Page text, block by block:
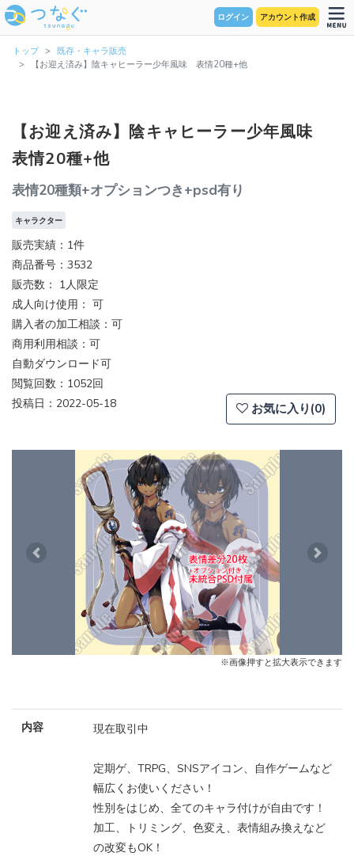
ログイン アカウント作成
トップ
既存・キャラ販売
【お迎え済み】陰キャヒーラー少年風味 表情20種+他
【お迎え済み】陰キャヒーラー少年風味
表情20種+他
表情20種類+オプションつき+psd有り
キャラクター
販売実績：1件
商品番号：3532
販売数： 1人限定
成人向け使用： 可
購入者の加工相談：可
商用利用相談：可
自動ダウンロード可
閲覧回数：1052回
投稿日：2022-05-18
お気に入り(0)
Previous Next
※画像押すと拡大表示できます
内容 現在取引中
定期ゲ、TRPG、SNSアイコン、自作ゲームなど
幅広くお使いください！
性別をはじめ、全てのキャラ付けが自由です！
加工、トリミング、色変え、表情組み換えなど
の改変もOK！